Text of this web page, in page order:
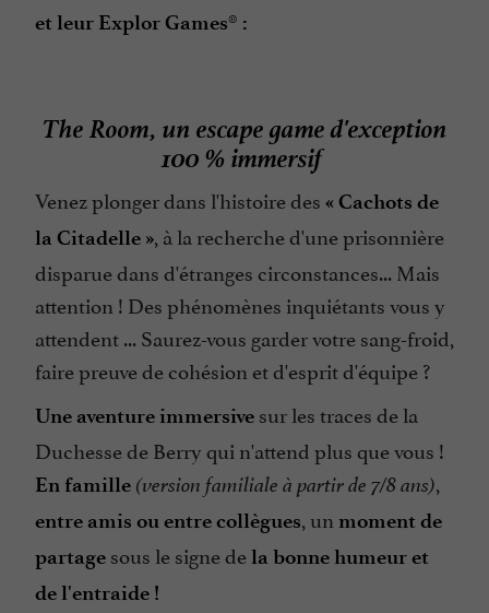
et leur Explor Games® :
The Room, un escape game d'exception
100 % immersif
Venez plonger dans l'histoire des « Cachots de
la Citadelle », à la recherche d'une prisonnière
disparue dans d'étranges circonstances... Mais
attention ! Des phénomènes inquiétants vous y
attendent ... Saurez-vous garder votre sang-froid,
faire preuve de cohésion et d'esprit d'équipe ?
Une aventure immersive sur les traces de la
Duchesse de Berry qui n'attend plus que vous !
En famille (version familiale à partir de 7/8 ans),
entre amis ou entre collègues, un moment de
partage sous le signe dela bonne humeur et
de l'entraide !